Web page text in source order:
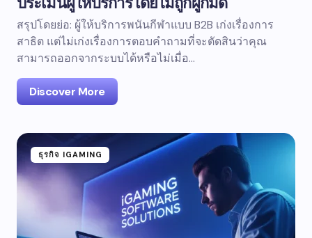
สรุปโดยย่อ: ผู้ให้บริการพนันกีฬาแบบ B2B เก่งเรื่องการ
สาธิต แต่ไม่เก่งเรื่องการตอบคำถามที่จะตัดสินว่าคุณ
สามารถออกจากระบบได้หรือไม่เมื่อ...
Discover More
ธุรกิจ IGAMING